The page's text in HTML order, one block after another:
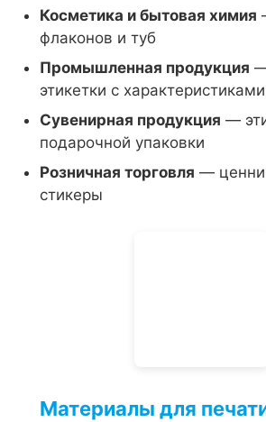
Косметика и бытовая химия
флаконов и туб
Промышленная продукция
этикетки с характеристиками
Сувенирная продукция —
подарочной упаковки
Розничная торговля —
стикеры
Материалы для